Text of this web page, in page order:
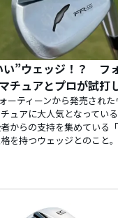
”ウェッジ！？ フ
チュアとプロが試打
ーティーンから発売された
ュアに大人気となってい
からの支持を集めている
を持つウェッジとのこと